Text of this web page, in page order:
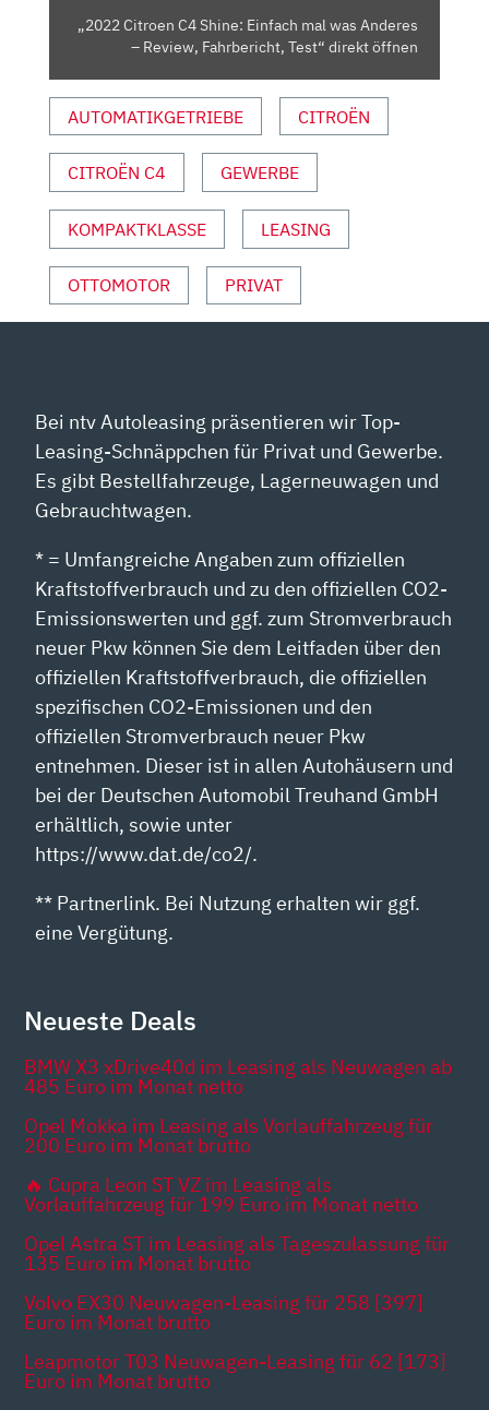
TEST“
VON
ANZEIGEN
„2022 Citroen C4 Shine: Einfach mal was Anderes
– Review, Fahrbericht, Test“ direkt öffnen
AUTOMATIKGETRIEBE CITROËN
CITROËN C4 GEWERBE
KOMPAKTKLASSE LEASING
OTTOMOTOR PRIVAT
Bei ntv Autoleasing präsentieren wir Top-
Leasing-Schnäppchen für Privat und Gewerbe.
Es gibt Bestellfahrzeuge, Lagerneuwagen und
Gebrauchtwagen.
* = Umfangreiche Angaben zum offiziellen
Kraftstoffverbrauch und zu den offiziellen CO2-
Emissionswerten und ggf. zum Stromverbrauch
neuer Pkw können Sie dem Leitfaden über den
offiziellen Kraftstoffverbrauch, die offiziellen
spezifischen CO2-Emissionen und den
offiziellen Stromverbrauch neuer Pkw
entnehmen. Dieser ist in allen Autohäusern und
bei der Deutschen Automobil Treuhand GmbH
erhältlich, sowie unter
https://www.dat.de/co2/.
** Partnerlink. Bei Nutzung erhalten wir ggf.
eine Vergütung.
Neueste Deals
BMW X3 xDrive40d im Leasing als Neuwagen ab
485 Euro im Monat netto
Opel Mokka im Leasing als Vorlauffahrzeug für
200 Euro im Monat brutto
🔥 Cupra Leon ST VZ im Leasing als
Vorlauffahrzeug für 199 Euro im Monat netto
Opel Astra ST im Leasing als Tageszulassung für
135 Euro im Monat brutto
Volvo EX30 Neuwagen-Leasing für 258 [397]
Euro im Monat brutto
Leapmotor T03 Neuwagen-Leasing für 62 [173]
Euro im Monat brutto